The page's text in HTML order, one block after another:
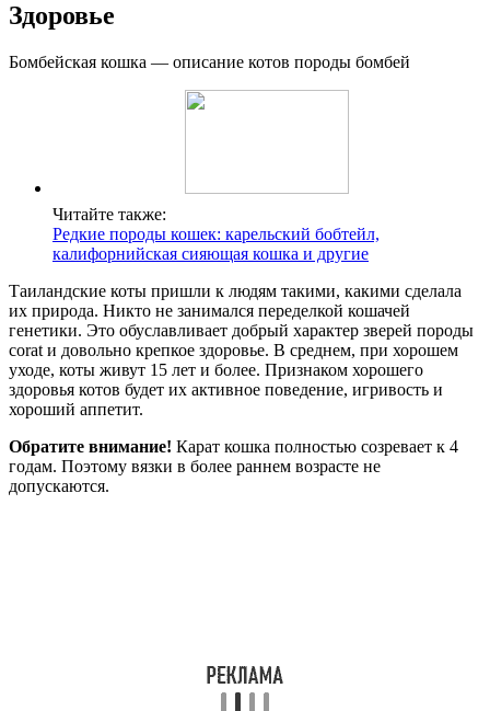
Здоровье
Бомбейская кошка — описание котов породы бомбей
Читайте также:
Редкие породы кошек: карельский бобтейл,
калифорнийская сияющая кошка и другие
Таиландские коты пришли к людям такими, какими сделала
их природа. Никто не занимался переделкой кошачей
генетики. Это обуславливает добрый характер зверей породы
сorat и довольно крепкое здоровье. В среднем, при хорошем
уходе, коты живут 15 лет и более. Признаком хорошего
здоровья котов будет их активное поведение, игривость и
хороший аппетит.
Обратите внимание! Карат кошка полностью созревает к 4
годам. Поэтому вязки в более раннем возрасте не
допускаются.